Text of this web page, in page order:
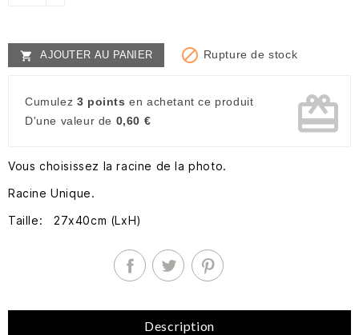
 AJOUTER AU PANIER  Rupture de stock
Cumulez 3 points en achetant ce produit
D'une valeur de 0,60 € card_giftcard
Vous choisissez la racine de la photo.
Racine Unique.
Taille: 27x40cm (LxH)
Description